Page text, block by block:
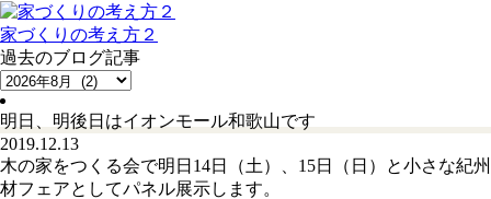
家づくりの考え方２
過去のブログ記事
明日、明後日はイオンモール和歌山です
2019.12.13
木の家をつくる会で明日14日（土）、15日（日）と小さな紀州
材フェアとしてパネル展示します。